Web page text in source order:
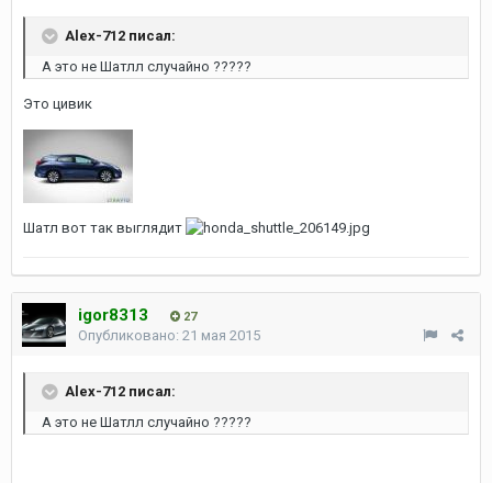
Alex-712 писал:
А это не Шатлл случайно ?????
Это цивик
Шатл вот так выглядит
igor8313 27
Опубликовано: 21 мая 2015
Alex-712 писал:
А это не Шатлл случайно ?????